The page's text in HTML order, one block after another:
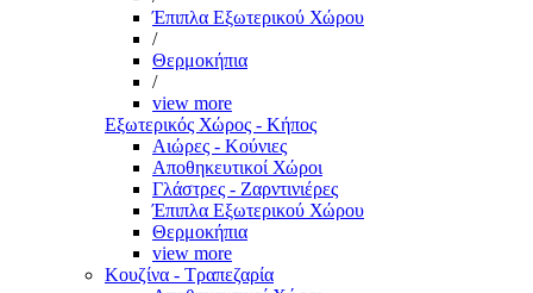
Έπιπλα Εξωτερικού Χώρου
/
Θερμοκήπια
/
view more
Εξωτερικός Χώρος - Κήπος
Αιώρες - Κούνιες
Αποθηκευτικοί Χώροι
Γλάστρες - Ζαρντινιέρες
Έπιπλα Εξωτερικού Χώρου
Θερμοκήπια
view more
Κουζίνα - Τραπεζαρία